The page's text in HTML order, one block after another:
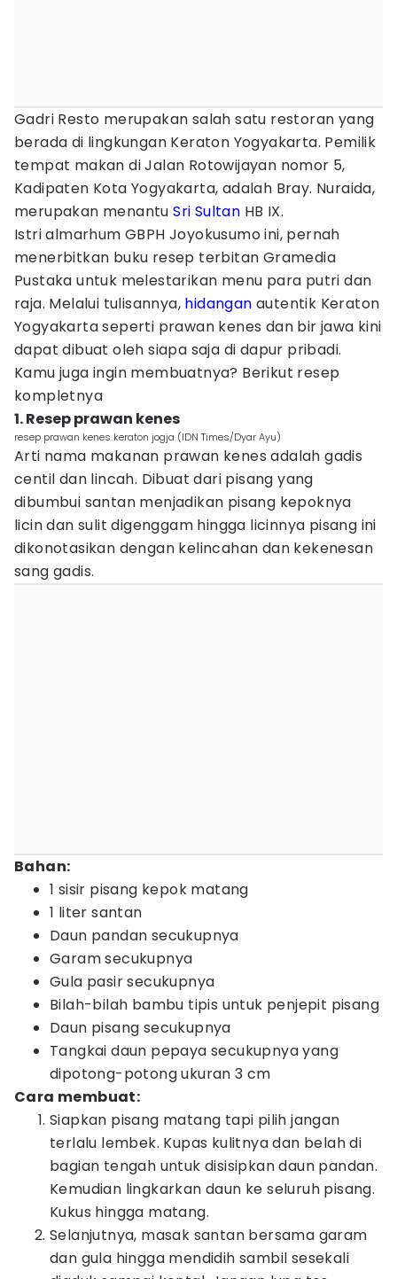
Gadri Resto merupakan salah satu restoran yang
berada di lingkungan Keraton Yogyakarta. Pemilik
tempat makan di Jalan Rotowijayan nomor 5,
Kadipaten Kota Yogyakarta, adalah Bray. Nuraida,
merupakan menantuSri Sultan HB IX.
Istri almarhum GBPH Joyokusumo ini, pernah
menerbitkan buku resep terbitan Gramedia
Pustaka untuk melestarikan menu para putri dan
raja. Melalui tulisannya, hidangan autentik Keraton
Yogyakarta seperti prawan kenes dan bir jawa kini
dapat dibuat oleh siapa saja di dapur pribadi.
Kamu juga ingin membuatnya? Berikut resep
kompletnya
1. Resep prawan kenes
resep prawan kenes keraton jogja (IDN Times/Dyar Ayu)
Arti nama makanan prawan kenes adalah gadis
centil dan lincah. Dibuat dari pisang yang
dibumbui santan menjadikan pisang kepoknya
licin dan sulit digenggam hingga licinnya pisang ini
dikonotasikan dengan kelincahan dan kekenesan
sang gadis.
Bahan:
1 sisir pisang kepok matang
1 liter santan
Daun pandan secukupnya
Garam secukupnya
Gula pasir secukupnya
Bilah-bilah bambu tipis untuk penjepit pisang
Daun pisang secukupnya
Tangkai daun pepaya secukupnya yang
dipotong-potong ukuran 3 cm
Cara membuat:
Siapkan pisang matang tapi pilih jangan
terlalu lembek. Kupas kulitnya dan belah di
bagian tengah untuk disisipkan daun pandan.
Kemudian lingkarkan daun ke seluruh pisang.
Kukus hingga matang.
Selanjutnya, masak santan bersama garam
dan gula hingga mendidih sambil sesekali